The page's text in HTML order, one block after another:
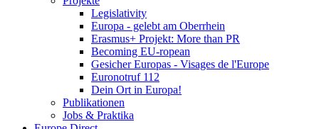
Legislativity
Europa - gelebt am Oberrhein
Erasmus+ Projekt: More than PR
Becoming EU-ropean
Gesicher Europas - Visages de l'Europe
Euronotruf 112
Dein Ort in Europa!
Publikationen
Jobs & Praktika